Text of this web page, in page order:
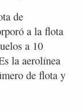
de
a la flota
a 10
la aerolínea
de flota y